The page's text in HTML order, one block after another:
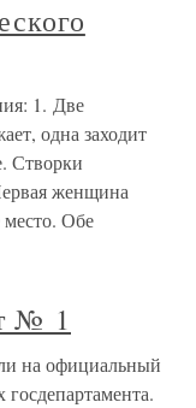
1. Две
одна заходит
Створки
женщина
место. Обе
№ 1
на официальный
госдепартамента.